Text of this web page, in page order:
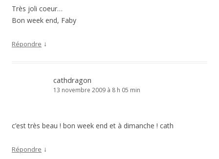
Très joli coeur…
Bon week end, Faby
Répondre ↓
cathdragon
13 novembre 2009 à 8 h 05 min
c’est très beau ! bon week end et à dimanche ! cath
Répondre ↓